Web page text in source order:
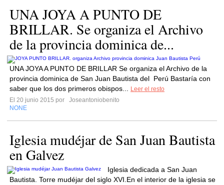
UNA JOYA A PUNTO DE
BRILLAR. Se organiza el Archivo
de la provincia dominica de...
UNA JOYA A PUNTO DE BRILLAR Se organiza el Archivo de la
provincia dominica de San Juan Bautista del Perú Bastaría con
saber que los dos primeros obispos...
Leer el resto
El 20 junio 2015 por
Joseantoniobenito
NONE
Iglesia mudéjar de San Juan Bautista
en Galvez
Iglesia dedicada a San Juan
Bautista. Torre mudéjar del siglo XVI.En el interior de la iglesia se